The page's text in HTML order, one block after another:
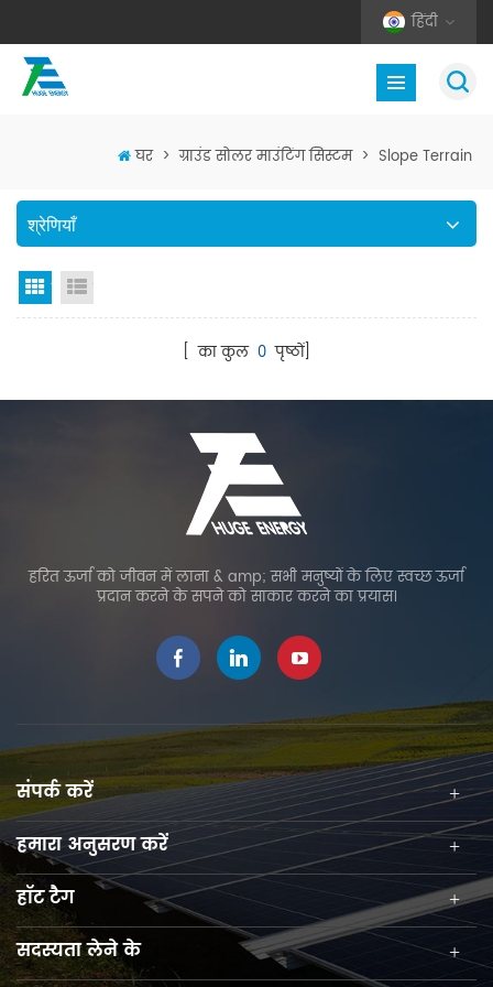
हिंदी
घर > ग्राउंड सोलर माउंटिंग सिस्टम > Slope Terrain
श्रेणियाँ
जाली देखना
[ का कुल 0 पृष्ठों]
हरित ऊर्जा को जीवन में लाना & amp; सभी मनुष्यों के लिए स्वच्छ ऊर्जा
प्रदान करने के सपने को साकार करने का प्रयास।
संपर्क करें
हमारा अनुसरण करें
हॉट टैग
सदस्यता लेने के